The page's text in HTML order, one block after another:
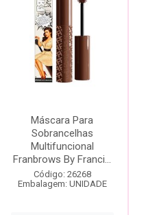
Máscara Para
Sobrancelhas
Multifuncional
Franbrows By Franci...
Código: 26268
Embalagem: UNIDADE